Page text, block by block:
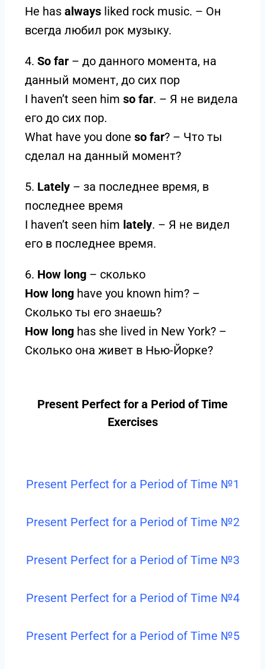
He has always liked rock music. – Он
всегда любил рок музыку.
4. So far – до данного момента, на
данный момент, до сих пор
I haven’t seen him so far. – Я не видела
его до сих пор.
What have you done so far? – Что ты
сделал на данный момент?
5. Lately – за последнее время, в
последнее время
I haven’t seen him lately. – Я не видел
его в последнее время.
6. How long – сколько
How long have you known him? –
Сколько ты его знаешь?
How long has she lived in New York? –
Сколько она живет в Нью-Йорке?
Present Perfect for a Period of Time
Exercises
Present Perfect for a Period of Time №1
Present Perfect for a Period of Time №2
Present Perfect for a Period of Time №3
Present Perfect for a Period of Time №4
Present Perfect for a Period of Time №5